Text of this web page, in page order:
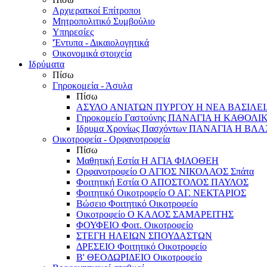
Αρχιερατκοί Επίτροποι
Μητροπολιτικό Συμβούλιο
Υπηρεσίες
'Έντυπα - Δικαιολογητικά
Οικονομικά στοιχεία
Ιδρύματα
Πίσω
Γηροκομεία - Άσυλα
Πίσω
ΑΣΥΛΟ ΑΝΙΑΤΩΝ ΠΥΡΓΟΥ Η ΝΕΑ
Γηροκομείο Γαστούνης ΠΑΝΑΓΙΑ Η
Ιδρυμα Χρονίως Πασχόντων ΠΑΝΑΓΙΑ Η
Οικοτροφεία - Ορφανοτροφεία
Πίσω
Μαθητική Εστία Η ΑΓΙΑ ΦΙΛΟΘΕΗ
Ορφανοτροφείο Ο ΑΓΙΟΣ ΝΙΚΟΛΑΟΣ Σπάτα
Φοιτητική Εστία Ο ΑΠΟΣΤΟΛΟΣ ΠΑΥΛΟΣ
Φοιτητικό Οικοτροφείο Ο ΑΓ. ΝΕΚΤΑΡΙΟΣ
Βώσειο Φοιτητικό Οικοτροφείο
Οικοτροφείο Ο ΚΑΛΟΣ ΣΑΜΑΡΕΙΤΗΣ
ΦΟΥΦΕΙΟ Φοιτ. Οικοτροφείο
ΣΤΕΓΗ ΗΛΕΙΩΝ ΣΠΟΥΔΑΣΤΩΝ
ΔΡΕΣΕΙΟ Φοιτητικό Οικοτροφείο
Β' ΘΕΟΔΩΡΙΔΕΙΟ Οικοτροφείο